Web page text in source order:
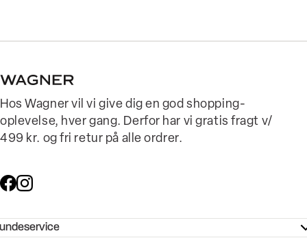
Hos Wagner vil vi give dig en god shopping-
oplevelse, hver gang. Derfor har vi gratis fragt v/
499 kr. og fri retur på alle ordrer.